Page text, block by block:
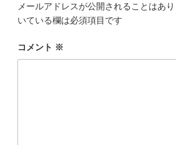
メールアドレスが公開されることはあり
いている欄は必須項目です
コメント ※